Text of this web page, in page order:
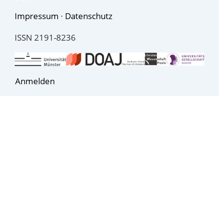
Impressum · Datenschutz
ISSN 2191-8236
Anmelden